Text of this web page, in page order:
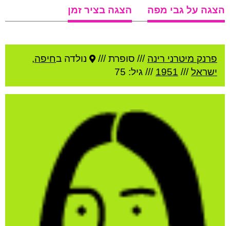
הצגה על גבי מפה
הצגה בציר זמן
פרנק מיטרני רינה /// סופרת /// נולדה בחיפה,
ישראל///
1951 /// גיל: 75